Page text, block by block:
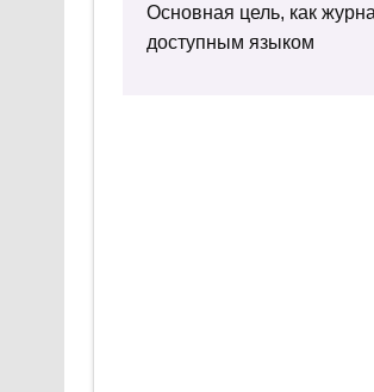
Основная цель, как
доступным языком